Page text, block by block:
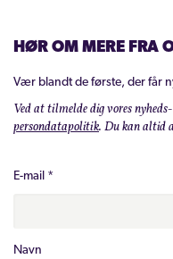
HØR OM MERE FRA
Vær blandt de første, der får
Ved at tilmelde dig vores
persondatapolitik. Du kan altid
E-mail *
Navn